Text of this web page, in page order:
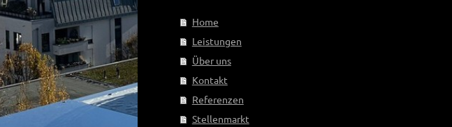
Home
Leistungen
Über uns
Kontakt
Referenzen
Stellenmarkt